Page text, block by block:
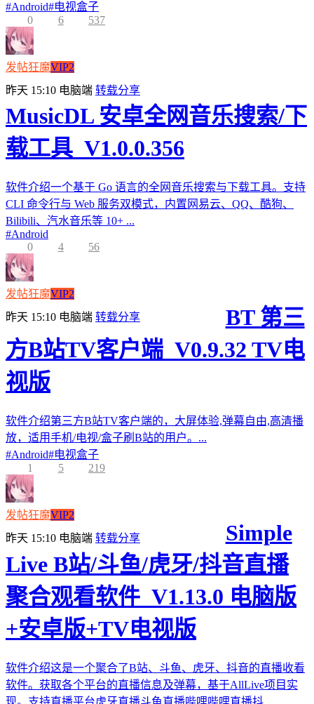
#Android#电视盒子
0
6 537
发帖狂魔VIP2
昨天 15:10 电脑端 转载分享
MusicDL 安卓全网音乐搜索/下
载工具_V1.0.0.356
软件介绍一个基于 Go 语言的全网音乐搜索与下载工具。支持
CLI 命令行与 Web 服务双模式，内置网易云、QQ、酷狗、
Bilibili、汽水音乐等 10+ ...
#Android
0
4 56
发帖狂魔VIP2
昨天 15:10 电脑端 转载分享
BT 第三
方B站TV客户端_V0.9.32 TV电
视版
软件介绍第三方B站TV客户端的，大屏体验,弹幕自由,高清播
放，适用手机/电视/盒子刷B站的用户。...
#Android#电视盒子
1
5 219
发帖狂魔VIP2
昨天 15:10 电脑端 转载分享
Simple
Live B站/斗鱼/虎牙/抖音直播
聚合观看软件_V1.13.0 电脑版
+安卓版+TV电视版
软件介绍这是一个聚合了B站、斗鱼、虎牙、抖音的直播收看
软件。获取各个平台的直播信息及弹幕，基于AllLive项目实
现。支持直播平台虎牙直播斗鱼直播哔哩哔哩直播抖...